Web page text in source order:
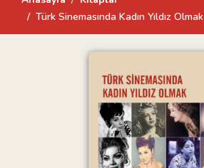
Türk Sinemasında Kadın Yıldız Olmak